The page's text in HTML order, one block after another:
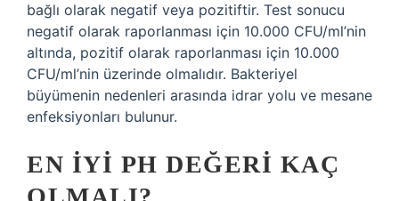
bağlı olarak negatif veya pozitiftir. Test sonucu
negatif olarak raporlanması için 10.000 CFU/ml’nin
altında, pozitif olarak raporlanması için 10.000
CFU/ml’nin üzerinde olmalıdır. Bakteriyel
büyümenin nedenleri arasında idrar yolu ve mesane
enfeksiyonları bulunur.
EN IYI PH DEĞERI KAÇ